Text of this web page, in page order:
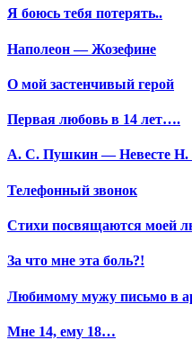
Я боюсь тебя потерять..
Наполеон — Жозефине
О мой застенчивый герой
Первая любовь в 14 лет….
А. С. Пушкин — Невесте Н.
Телефонный звонок
Стихи посвящаются моей
За что мне эта боль?!
Любимому мужу письмо в
Мне 14, ему 18…